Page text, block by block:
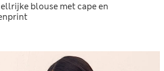
blouse met cape en